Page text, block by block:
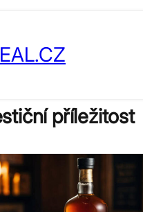
příležitost